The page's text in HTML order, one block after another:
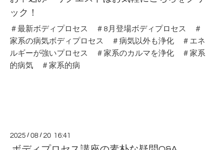
ック！
＃最新ボディプロセス ＃8月登場ボディプロセス ＃
家系の病気ボディプロセス ＃病気以外も浄化 ＃エネ
ルギーが強いプロセス ＃家系のカルマを浄化 ＃家系
的病気 ＃家系的病
2025 /08 / 20 16:41